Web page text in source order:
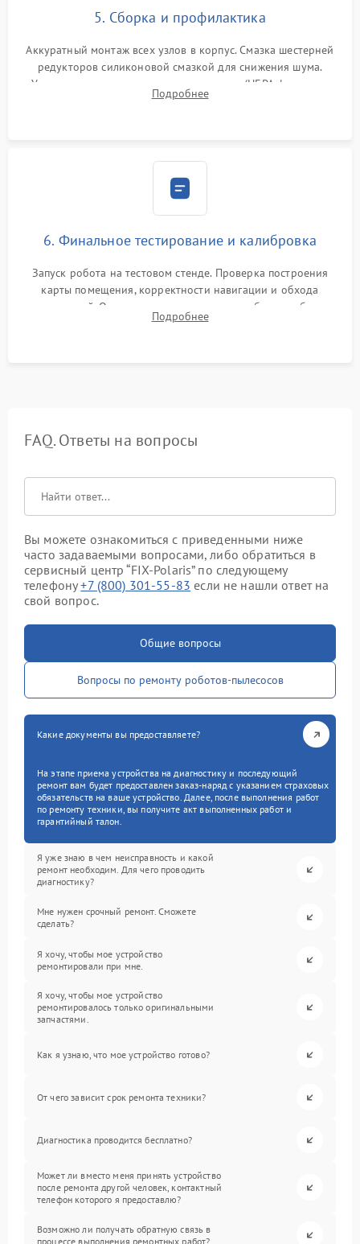
5. Сборка и профилактика
Аккуратный монтаж всех узлов в корпус. Смазка шестерней
редукторов силиконовой смазкой для снижения шума.
Установка новых расходных материалов (HEPA-фильтров,
микрофибры, щеток). Надежная фиксация разъемов и
Подробнее
6. Финальное тестирование и калибровка
Запуск робота на тестовом стенде. Проверка построения
карты помещения, корректности навигации и обхода
препятствий. Оценка силы всасывания и работы турбины.
Тестирование автоматического возврата на док-станцию и
Подробнее
FAQ. Ответы на вопросы
Вы можете ознакомиться с приведенными ниже
часто задаваемыми вопросами, либо обратиться в
сервисный центр “FIX-Polaris” по следующему
телефону+7 (800) 301-55-83 если не нашли ответ на
свой вопрос.
Общие вопросы
Вопросы по ремонту роботов-пылесосов
Какие документы вы предоставляете?
На этапе приема устройства на диагностику и последующий
ремонт вам будет предоставлен заказ-наряд с указанием страховых
обязательств на ваше устройство. Далее, после выполнения работ
по ремонту техники, вы получите акт выполненных работ и
гарантийный талон.
Я уже знаю в чем неисправность и какой
ремонт необходим. Для чего проводить
диагностику?
Мне нужен срочный ремонт. Сможете
сделать?
Я хочу, чтобы мое устройство
ремонтировали при мне.
Я хочу, чтобы мое устройство
ремонтировалось только оригинальными
запчастями.
Как я узнаю, что мое устройство готово?
От чего зависит срок ремонта техники?
Диагностика проводится бесплатно?
Может ли вместо меня принять устройство
после ремонта другой человек, контактный
телефон которого я предоставлю?
Возможно ли получать обратную связь в
процессе выполнения ремонтных работ?